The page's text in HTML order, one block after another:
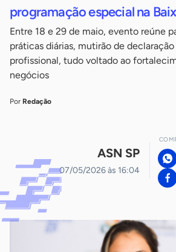
programação especial na
Entre 18 e 29 de maio, evento reúne
práticas diárias, mutirão de
profissional, tudo voltado ao
negócios
Por Redação
ASN SP
07/05/2026 às 16:04